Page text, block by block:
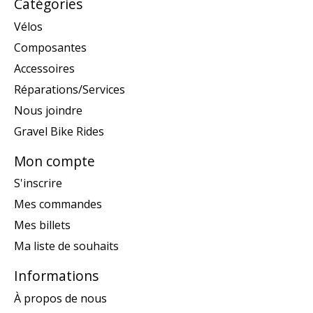
Catégories
Vélos
Composantes
Accessoires
Réparations/Services
Nous joindre
Gravel Bike Rides
Mon compte
S'inscrire
Mes commandes
Mes billets
Ma liste de souhaits
Informations
À propos de nous